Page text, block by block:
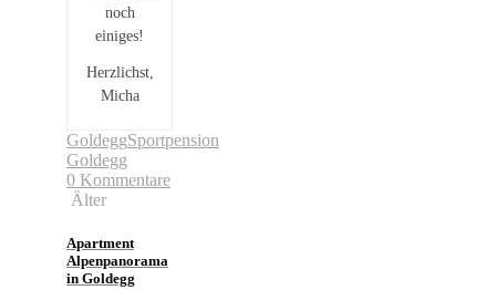
noch
einiges!
Herzlichst,
Micha
GoldeggSportpension
Goldegg
0 Kommentare
Älter
Apartment
Alpenpanorama
in Goldegg